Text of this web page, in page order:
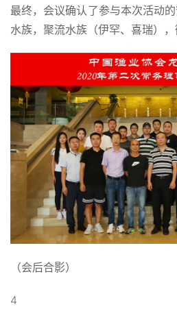
最终，会议确认了参与本次活动
水族，聚流水族（伊罕、喜瑞），
（会后合影）
4